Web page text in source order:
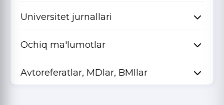
Universitet jurnallari
Ochiq ma'lumotlar
Avtoreferatlar, MDlar, BMIlar